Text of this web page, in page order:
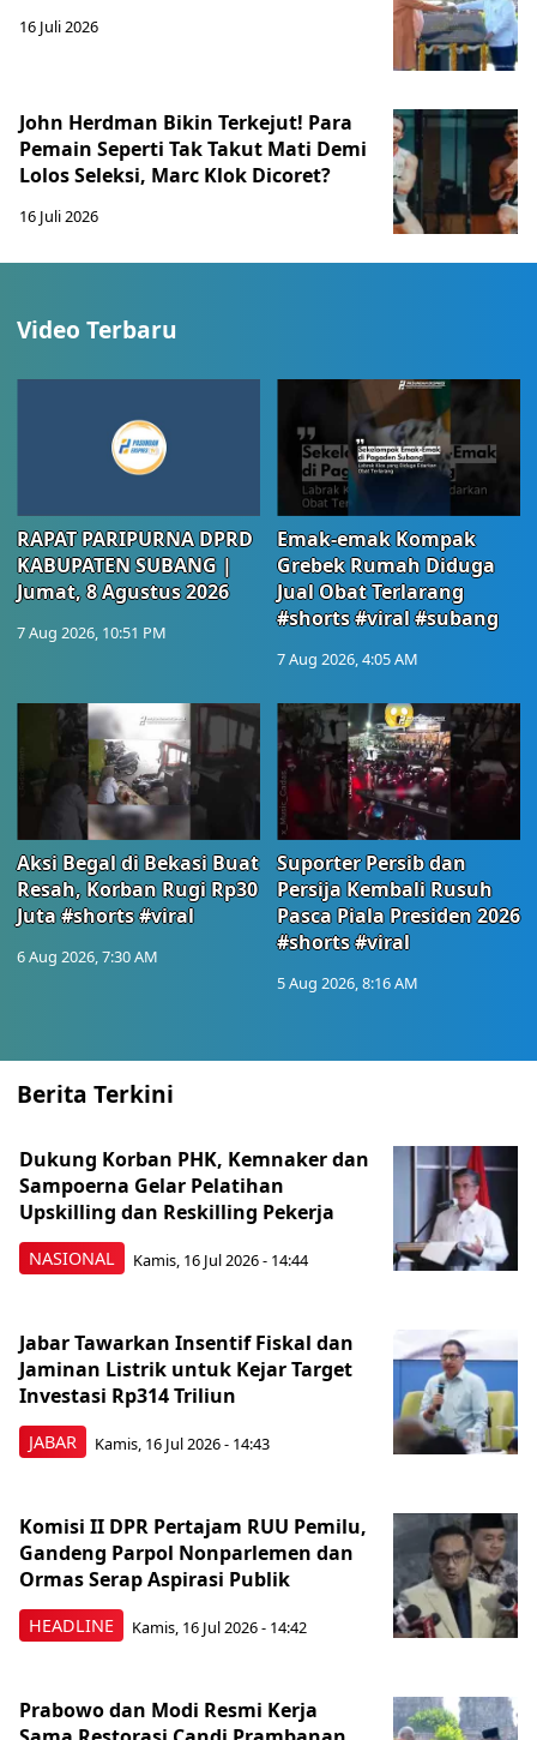
16 Juli 2026
John Herdman Bikin Terkejut! Para
Pemain Seperti Tak Takut Mati Demi
Lolos Seleksi, Marc Klok Dicoret?
16 Juli 2026
Video Terbaru
RAPAT PARIPURNA DPRD
KABUPATEN SUBANG |
Jumat, 8 Agustus 2026
7 Aug 2026, 10:51 PM
Emak-emak Kompak
Grebek Rumah Diduga
Jual Obat Terlarang
#shorts #viral #subang
7 Aug 2026, 4:05 AM
Aksi Begal di Bekasi Buat
Resah, Korban Rugi Rp30
Juta #shorts #viral
6 Aug 2026, 7:30 AM
Suporter Persib dan
Persija Kembali Rusuh
Pasca Piala Presiden 2026
#shorts #viral
5 Aug 2026, 8:16 AM
Berita Terkini
NASIONAL
Dukung Korban PHK, Kemnaker dan
Sampoerna Gelar Pelatihan
Upskilling dan Reskilling Pekerja
Kamis, 16 Jul 2026 - 14:44
JABAR
Jabar Tawarkan Insentif Fiskal dan
Jaminan Listrik untuk Kejar Target
Investasi Rp314 Triliun
Kamis, 16 Jul 2026 - 14:43
HEADLINE
Komisi II DPR Pertajam RUU Pemilu,
Gandeng Parpol Nonparlemen dan
Ormas Serap Aspirasi Publik
Kamis, 16 Jul 2026 - 14:42
Prabowo dan Modi Resmi Kerja